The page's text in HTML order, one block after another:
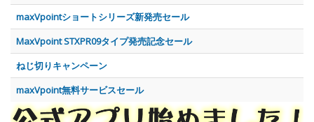
maxVpointショートシリーズ新発売セール
MaxVpoint STXPR09タイプ発売記念セール
ねじ切りキャンペーン
maxVpoint無料サービスセール